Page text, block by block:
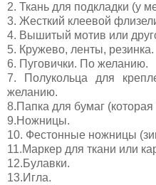
2. Ткань для подкладки (у
3. Жесткий клеевой
4. Вышитый мотив или
5. Кружево, ленты, резинка.
6. Пуговички. По желанию.
7. Полукольца для
желанию.
8.Папка для бумаг
9.Ножницы.
10. Фестонные ножницы
11.Маркер для ткани или
12.Булавки.
13.Игла.